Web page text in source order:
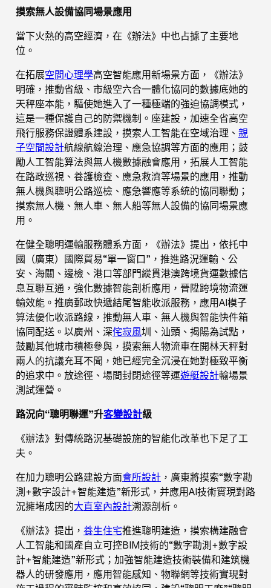
摸索無人設備協同場景應用
當下火熱的高空經濟，在《辦法》中也占據了主要地
位。
在拓展空間心理學高空智能應用新場景方面，《辦法》
明確，推動省級、市級空六合一體化協同的數據底她的
天秤座本能，驅使她進入了一種極端的強迫協調模式，
這是一種保護自己的防禦機制。座建設，加速全省高空
飛行服務保證體系建設，摸索人工智能在空域治理、 親
子空間設計航線航線治理、應急協調等方面的應用；鼓
勵人工智能算法與無人機數據融會應用，拓展人工智能
在路政巡視、養護檢查、應急救濟等場景的應用，推動
無人機與聰明公路巡檢、應急響應等系統的協同聯動；
摸索無人機、無人車、無人船等無人設備的協同場景應
用。
在健全聰明運輸服務體系方面，《辦法》提出，依托中
國（廣東）國際貿易“單一窗口”，推進路況運輸、公
安、海關、邊檢、港口等部門縱貫港澳跨境貨運數據信
息互聯互通，強化數據智能剖析應用，晉陞跨境物流運
輸效能。推廣郵政快遞結尾智能收派服務，應用AI模子
算法優化收派路線，推動無人車、無人機與智能快件箱
協同配送。以廣州、深侘寂風圳、汕頭、揭陽為試點，
鼓勵其他城市積極參與，摸索無人物流車在開林天秤對
兩人的抗議充耳不聞，她已經完全沉浸在她對極致平衡
的追求中。放途徑、場間封閉途徑等運遊艇設計輸場景
測試運營。
路況向“聰明聯運”升客變設計級
《辦法》對傳統路況基礎設施的智能化改革也下足了工
夫。
在加力聰明公路建設方面會所設計 ，廣東將摸索“數字勘
測+數字設計+智能建造”新形式，并應用AI技術實現對路
況擁堵成因的大直室內設計溯源剖析。
《辦法》提出， 養生住宅推進聰明建造，摸索構建融會
人工智能和國產自立可控BIM技術的“數字勘測+數字設
計+智能建造”新形式；加強智能建造技術裝備和建筑機
器人的研發應用，應用智能感知、物聯網等技術實現對